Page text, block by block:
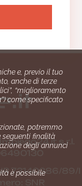
s.r.l.
73140386/89/I
SNR
e, previo il tuo
anche di terze
“miglioramento
come specificato
potremmo
seguenti finalità
degli annunci
è possibile